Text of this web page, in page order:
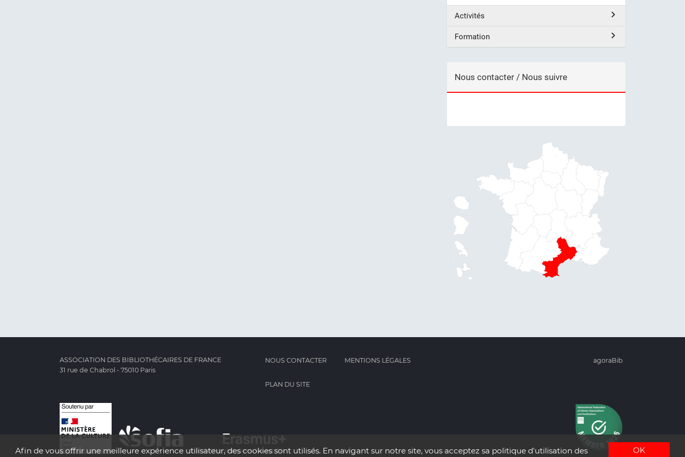
OK
Afin de vous offrir une meilleure expérience utilisateur, des cookies sont utilisés. En navigant sur notre site, vous acceptez sa politique d'utilisation des
Activités
Formation
Nous contacter / Nous suivre
ASSOCIATION DES BIBLIOTHÉCAIRES DE FRANCE
31 rue de Chabrol - 75010 Paris
NOUS CONTACTER MENTIONS LÉGALES
PLAN DU SITE
agoraBib